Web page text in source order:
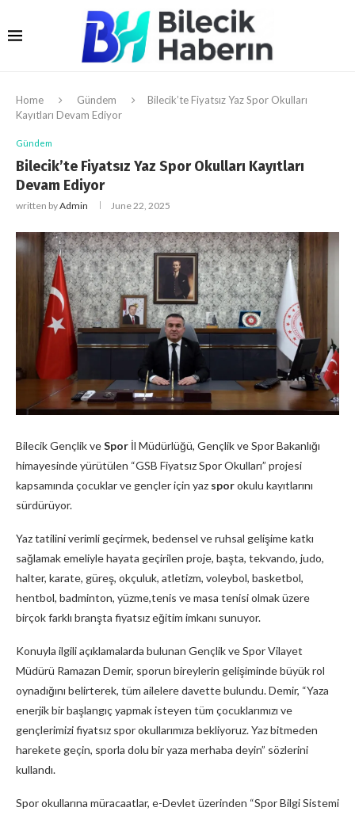
Home Gündem
Bilecik’te Fiyatsız Yaz Spor Okulları
Kayıtları Devam Ediyor
Gündem
Bilecik’te Fiyatsız Yaz Spor Okulları Kayıtları
Devam Ediyor
written byAdmin June 22, 2025
Bilecik Gençlik veSpor İl Müdürlüğü, Gençlik ve Spor Bakanlığı
himayesinde yürütülen “GSB Fiyatsız Spor Okulları” projesi
kapsamında çocuklar ve gençler için yaz sporokulu kayıtlarını
sürdürüyor.
Yaz tatilini verimli geçirmek, bedensel ve ruhsal gelişime katkı
sağlamak emeliyle hayata geçirilen proje, başta, tekvando, judo,
halter, karate, güreş, okçuluk, atletizm, voleybol, basketbol,
hentbol, badminton, yüzme,tenis ve masa tenisi olmak üzere
birçok farklı branşta fiyatsız eğitim imkanı sunuyor.
Konuyla ilgili açıklamalarda bulunan Gençlik ve Spor Vilayet
Müdürü Ramazan Demir, sporun bireylerin gelişiminde büyük rol
oynadığını belirterek, tüm ailelere davette bulundu. Demir, “Yaza
enerjik bir başlangıç yapmak isteyen tüm çocuklarımızı ve
gençlerimizi fiyatsız spor okullarımıza bekliyoruz. Yaz bitmeden
harekete geçin, sporla dolu bir yaza merhaba deyin” sözlerini
kullandı.
Spor okullarına müracaatlar, e-Devlet üzerinden “Spor Bilgi Sistemi